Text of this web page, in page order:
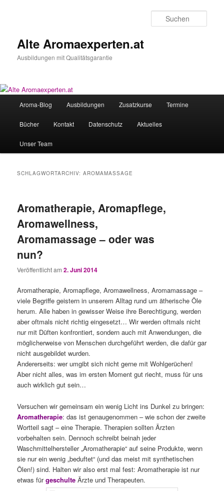
Alte Aromaexperten.at
Ausbildungen mit Qualitätsgarantie
Aroma-Blog Ausbildungen Zusatzkurse Termine
Bücher Kontakt Datenschutz Aktuelles
Unser Team
SCHLAGWORTARCHIV:AROMAMASSAGE
Aromatherapie, Aromapflege,
Aromawellness,
Aromamassage – oder was
nun?
Veröffentlicht am2. Juni 2014
Aromatherapie, Aromapflege, Aromawellness, Aromamassage –
viele Begriffe geistern in unserem Alltag rund um ätherische Öle
herum. Alle haben in gewisser Weise ihre Berechtigung, werden
aber oftmals nicht richtig eingesetzt… Wir werden oftmals nicht
nur mit Düften konfrontiert, sondern auch mit Anwendungen, die
möglicherweise von Menschen durchgeführt werden, die dafür gar
nicht ausgebildet wurden.
Andererseits: wer umgibt sich nicht gerne mit Wohlgerüchen!
Aber nicht alles, was im ersten Moment gut riecht, muss für uns
auch wirklich gut sein…
Versuchen wir gemeinsam ein wenig Licht ins Dunkel zu bringen:
Aromatherapie: das ist genaugenommen – wie schon der zweite
Wortteil sagt – eine Therapie. Therapien sollten Ärzten
vorbehalten sein. Dennoch schreibt beinah jeder
Waschmittelhersteller „Aromatherapie“ auf seine Produkte, wenn
sie nur ein wenig „beduftet“ (und das meist mit synthetischen
Ölen!) sind. Halten wir also erst mal fest: Aromatherapie ist nur
etwas fürgeschulte Ärzte und Therapeuten.